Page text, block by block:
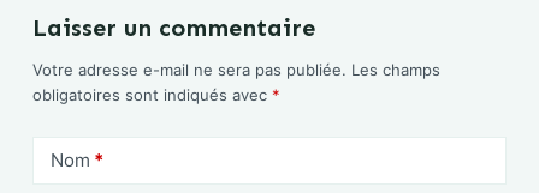
Laisser un commentaire
Votre adresse e-mail ne sera pas publiée. Les champs
obligatoires sont indiqués avec *
Nom *